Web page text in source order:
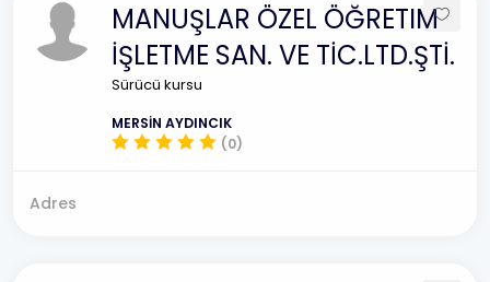
MANUŞLAR ÖZEL ÖĞRETIM
İŞLETME SAN. VE TİC.LTD.ŞTİ.
Sürücü kursu
MERSİN AYDINCIK
(0)
Adres